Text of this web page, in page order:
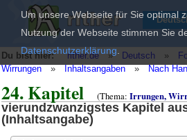
Du bist hier: rither.de » Deutsch »
Wirrungen
» Inhaltsangaben » Nach
24. Kapitel (Thema: Irrungen,
vierundzwanzigstes Kapitel
(Inhaltsangabe)
Um unsere Webseite für Sie optimal
Nutzung der Webseite stimmen Sie
Datenschutzerklärung.